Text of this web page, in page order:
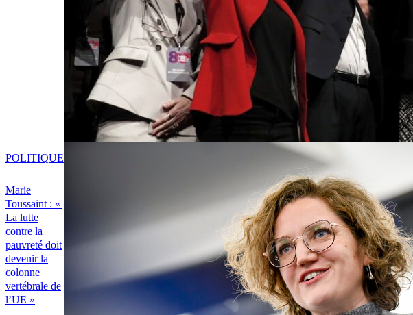
Marie
Toussaint : «
La lutte
contre la
pauvreté doit
devenir la
colonne
vertébrale de
l’UE »
POLITIQUE